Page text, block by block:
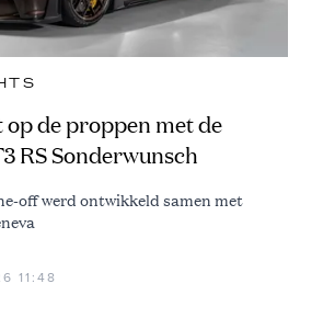
op de proppen met de
RS Sonderwunsch
off werd ontwikkeld samen met
11:48